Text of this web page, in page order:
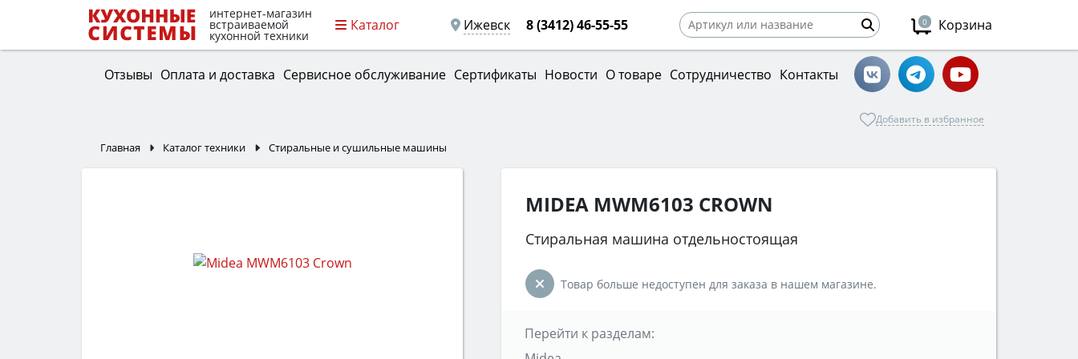
интернет-магазин
встраиваемой
кухонной техники
Каталог Ижевск 8 (3412) 46-55-55 0 Корзина
Отзывы Оплата и доставка Сервисное обслуживание Сертификаты Новости О товаре Сотрудничество Контакты
Добавить в избранное
Главная Каталог техники Стиральные и сушильные машины
MIDEA MWM6103 CROWN
Стиральная машина отдельностоящая
Товар больше недоступен для заказа в нашем магазине.
Перейти к разделам: